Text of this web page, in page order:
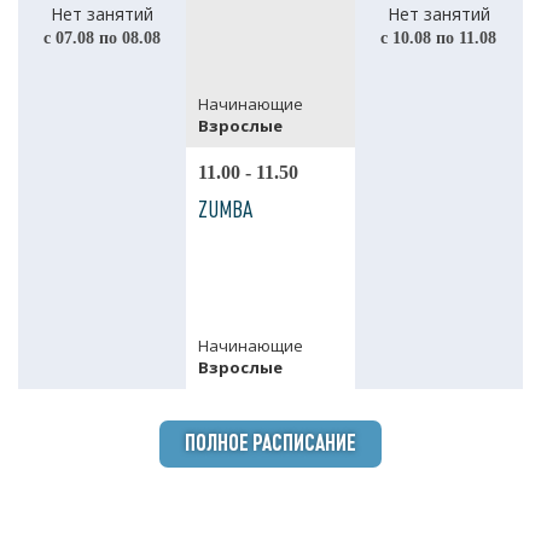
Нет занятий
с 07.08 по 08.08
Начинающие
Взрослые
11.00 - 11.50
ZUMBA
Начинающие
Взрослые
Нет занятий
с 10.08 по 11.08
ПОЛНОЕ РАСПИСАНИЕ